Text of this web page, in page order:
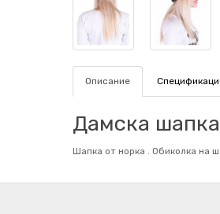
Описание
Дамска шапка
Шапка от норка . Обиколка на